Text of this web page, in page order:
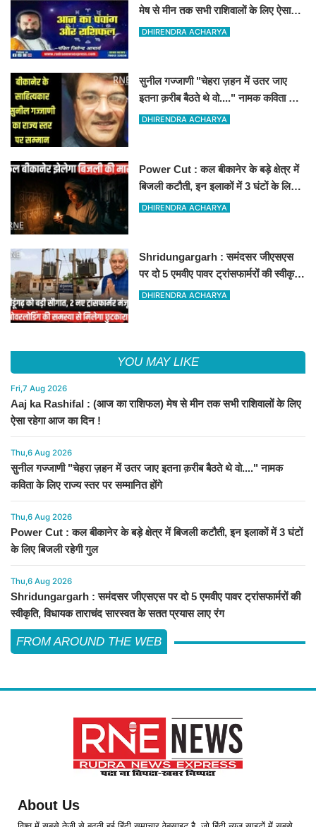
मेष से मीन तक सभी राशिवालों के लिए ऐसा
रहेगा आज का दिन !
DHIRENDRA ACHARYA
सुनील गज्जाणी "चेहरा ज़हन में उतर जाए
इतना क़रीब बैठते थे वो...." नामक कविता के
लिए राज्य स्तर पर सम्मानित होंगे
DHIRENDRA ACHARYA
Power Cut : कल बीकानेर के बड़े क्षेत्र में
बिजली कटौती, इन इलाकों में 3 घंटों के लिए
बिजली रहेगी गुल
DHIRENDRA ACHARYA
Shridungargarh : समंदसर जीएसएस
पर दो 5 एमवीए पावर ट्रांसफार्मरों की स्वीकृति,
विधायक ताराचंद सारस्वत के सतत प्रयास
DHIRENDRA ACHARYA
YOU MAY LIKE
Fri,7 Aug 2026
Aaj ka Rashifal : (आज का राशिफल) मेष से मीन तक सभी राशिवालों के लिए
ऐसा रहेगा आज का दिन !
Thu,6 Aug 2026
सुनील गज्जाणी "चेहरा ज़हन में उतर जाए इतना क़रीब बैठते थे वो...." नामक
कविता के लिए राज्य स्तर पर सम्मानित होंगे
Thu,6 Aug 2026
Power Cut : कल बीकानेर के बड़े क्षेत्र में बिजली कटौती, इन इलाकों में 3 घंटों
के लिए बिजली रहेगी गुल
Thu,6 Aug 2026
Shridungargarh : समंदसर जीएसएस पर दो 5 एमवीए पावर ट्रांसफार्मरों की
स्वीकृति, विधायक ताराचंद सारस्वत के सतत प्रयास लाए रंग
FROM AROUND THE WEB
About Us